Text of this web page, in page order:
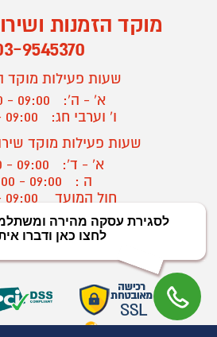
מוקד הזמנות
9545370
שעות פעילות מוקד
א' - ה':
09:00 - 18:00
ו' וערבי חג:
09:00 - 13:00
שעות פעילות מוקד
א' - ד':
09:00 - 16:30
ה :
09:00 - 16:00
חול המועד
יצירת קשר/ביטול